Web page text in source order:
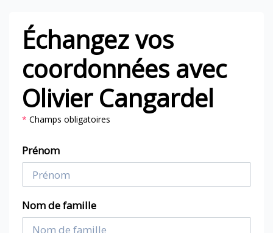
Échangez vos
coordonnées avec
Olivier Cangardel
* Champs obligatoires
Prénom
Nom de famille